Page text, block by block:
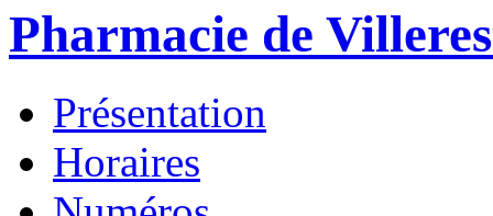
Pharmacie de
Présentation
Horaires